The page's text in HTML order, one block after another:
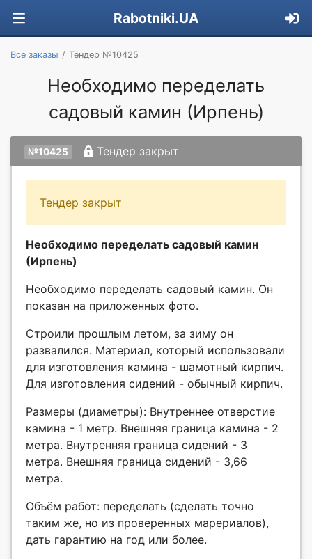
Rabotniki.UA
Все заказы Тендер №10425
Необходимо переделать
садовый камин (Ирпень)
№10425 Тендер закрыт
Тендер закрыт
Необходимо переделать садовый камин
(Ирпень)
Необходимо переделать садовый камин. Он
показан на приложенных фото.
Строили прошлым летом, за зиму он
развалился. Материал, который использовали
для изготовления камина - шамотный кирпич.
Для изготовления сидений - обычный кирпич.
Размеры (диаметры): Внутреннее отверстие
камина - 1 метр. Внешняя граница камина - 2
метра. Внутренняя граница сидений - 3
метра. Внешняя граница сидений - 3,66
метра.
Объём работ: переделать (сделать точно
таким же, но из проверенных марериалов),
дать гарантию на год или более.